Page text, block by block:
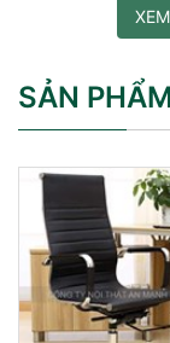
SẢN